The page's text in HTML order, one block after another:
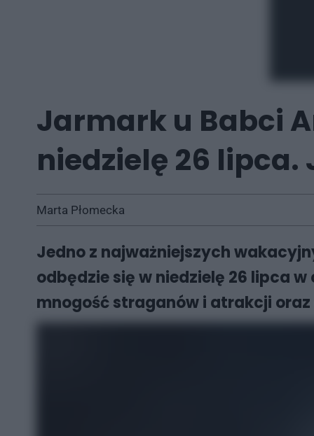
Jarmark u Babci
niedzielę 26
Marta Płomecka
Jedno z najważniejszych
odbędzie się w niedzielę 26 lipca
mnogość straganów i atrakcji